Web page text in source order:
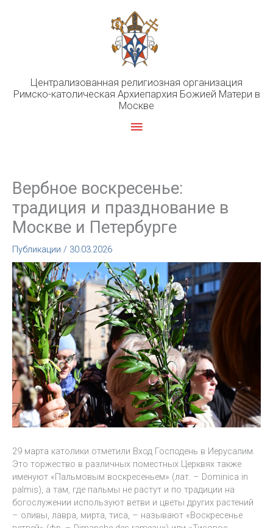
Централизованная религиозная организация
Римско-католическая Архиепархия Божией Матери в
Москве
Главное
Вербное воскресенье:
традиция и празднование в
Москве и Петербурге
Публикации / 30.03.2026
29 марта католики отметили Вход Господень в Иерусалим.
Это торжество в различных поместных Церквях также
именуют «Пальмовым воскресеньем» (лат. – Dominica in
palmis), а там, где пальмы не растут и по традиции на
богослужении используют ветви и цветы других растений
– оливы, лавра, мирта, тиса, – называют «Воскресенье